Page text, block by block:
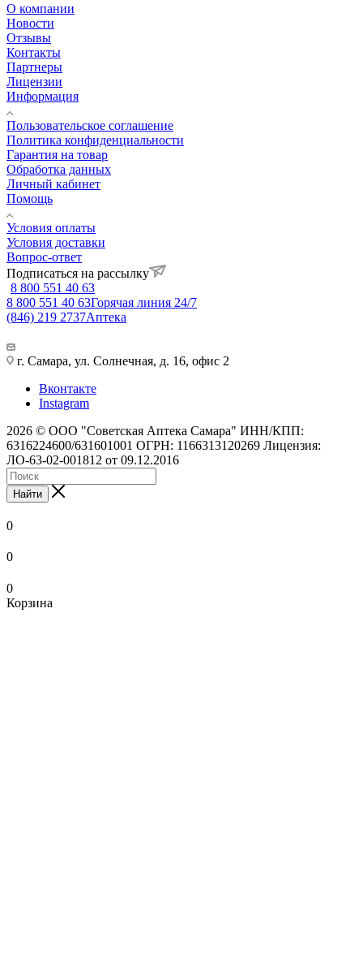
О компании
Новости
Отзывы
Контакты
Партнеры
Лицензии
Информация
Пользовательское соглашение
Политика конфиденциальности
Гарантия на товар
Обработка данных
Личный кабинет
Помощь
Условия оплаты
Условия доставки
Вопрос-ответ
Подписаться на рассылку
8 800 551 40 63
8 800 551 40 63Горячая линия 24/7
(846) 219 2737Аптека
г. Самара, ул. Солнечная, д. 16, офис 2
Вконтакте
Instagram
2026 © ООО "Советская Аптека Самара" ИНН/КПП:
6316224600/631601001 ОГРН: 1166313120269 Лицензия:
ЛО-63-02-001812 от 09.12.2016
Найти
0
0
0
Корзина